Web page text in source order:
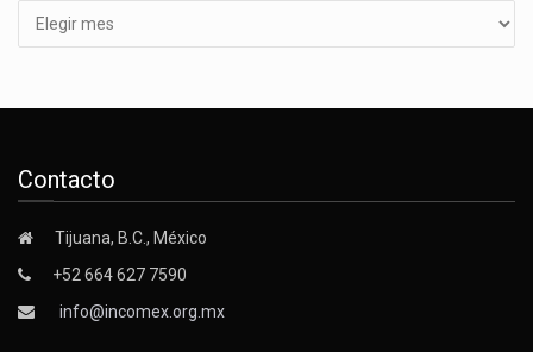
Contacto
Tijuana, B.C., México
+52 664 627 7590
info@incomex.org.mx